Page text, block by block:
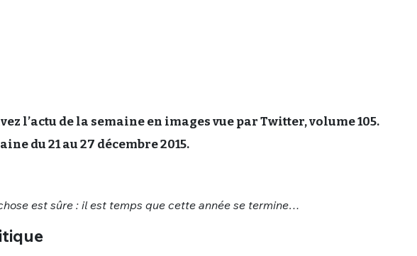
l’actu de la semaine en images vue par Twitter, volume 105.
du 21 au 27 décembre 2015.
est sûre : il est temps que cette année se termine…